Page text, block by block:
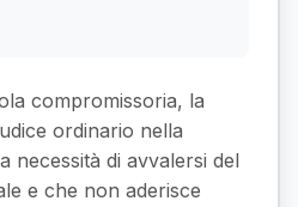
compromissoria, la
ordinario nella
necessità di avvalersi del
e che non aderisce